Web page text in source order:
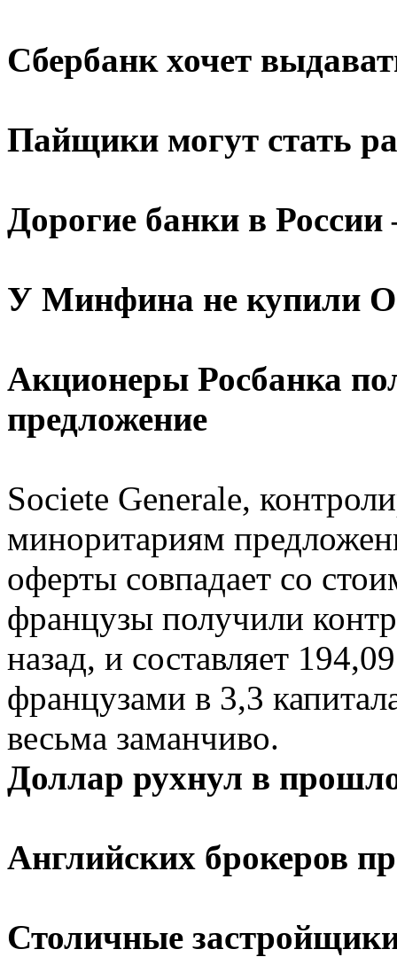
Сбербанк хочет
Пайщики могут стать
Дорогие банки в
У Минфина не купили
Акционеры Росбанка
предложение
Societe Generale,
миноритариям
оферты совпадает со
французы получили
назад, и составляет
французами в 3,3
весьма заманчиво.
Доллар рухнул в
Английских брокеров
Столичные